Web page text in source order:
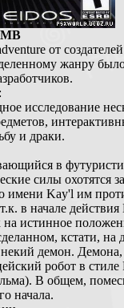
от создателей
жанру
исследование
и драки.
в
силы охотятся
имени Kay'l им
в начале
на истинное
кстати, на
демон. Демона,
робот в стиле
В общем,
начала.